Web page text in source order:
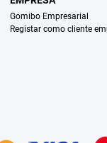
Gomibo Empresarial
Registar como cliente